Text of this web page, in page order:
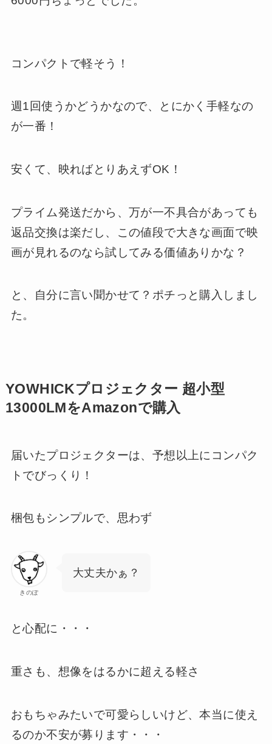
コンパクトで軽そう！
週1回使うかどうかなので、とにかく手軽なの
が一番！
安くて、映ればとりあえずOK！
プライム発送だから、万が一不具合があっても
返品交換は楽だし、この値段で大きな画面で映
画が見れるのなら試してみる価値ありかな？
と、自分に言い聞かせて？ポチっと購入しまし
た。
YOWHICKプロジェクター 超小型
13000LMをAmazonで購入
届いたプロジェクターは、予想以上にコンパク
トでびっくり！
梱包もシンプルで、思わず
きのぽ
大丈夫かぁ？
と心配に・・・
重さも、想像をはるかに超える軽さ
おもちゃみたいで可愛らしいけど、本当に使え
るのか不安が募ります・・・